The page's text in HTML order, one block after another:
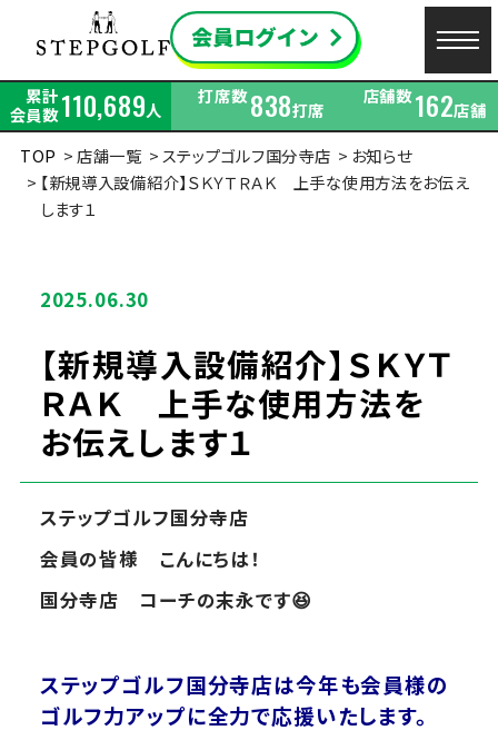
累計
会員数110,689人
打席数838打席
店舗数162店舗
TOP
店舗一覧 ステップゴルフ国分寺店
お知らせ
【新規導入設備紹介】ＳＫＹＴＲＡＫ 上手な使用方法をお伝え
します１
2025.06.30
【新規導入設備紹介】ＳＫＹＴ
ＲＡＫ 上手な使用方法を
お伝えします１
ステップゴルフ国分寺店
会員の皆様 こんにちは！
国分寺店 コーチの末永です😆
ステップゴルフ国分寺店は今年も会員様の
ゴルフ力アップに全力で応援いたします。